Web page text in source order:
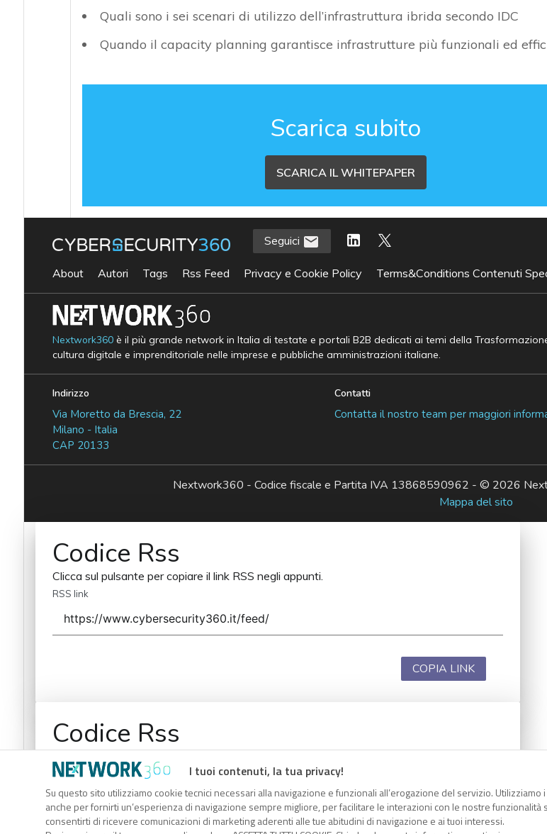
Quali sono i sei scenari di utilizzo dell’infrastruttura ibrida secondo IDC
Quando il capacity planning garantisce infrastrutture più funzionali ed
Scarica subito
SCARICA IL WHITEPAPER
I tuoi contenuti, la tua privacy!
Su questo sito utilizziamo cookie tecnici necessari alla navigazione e funzionali all’erogazione del servizio. Utilizziamo
anche per fornirti un’esperienza di navigazione sempre migliore, per facilitare le interazioni con le nostre funzionalità
consentirti di ricevere comunicazioni di marketing aderenti alle tue abitudini di navigazione e ai tuoi interessi.
Seguici
About Autori Tags Rss Feed Privacy e Cookie Policy Terms&Conditions Contenuti
Nextwork360è il più grande network in Italia di testate e portali B2B dedicati ai temi della
cultura digitale e imprenditoriale nelle imprese e pubbliche amministrazioni italiane.
Indirizzo
Via Moretto da Brescia, 22
Milano - Italia
CAP 20133
Contatti
Contatta il nostro team per maggiori
Nextwork360 - Codice fiscale e Partita IVA 13868590962 - © 2026
Mappa del sito
Codice Rss
Clicca sul pulsante per copiare il link RSS negli appunti.
RSS link
COPIA LINK
Codice Rss
RSS link